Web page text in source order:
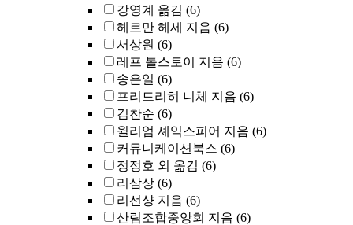
강영계 옮김 (6)
헤르만 헤세 지음 (6)
서상원 (6)
레프 톨스토이 지음 (6)
송은일 (6)
프리드리히 니체 지음 (6)
김찬순 (6)
윌리엄 셰익스피어 지음 (6)
커뮤니케이션북스 (6)
정정호 외 옮김 (6)
리삼상 (6)
리선샹 지음 (6)
산림조합중앙회 지음 (6)